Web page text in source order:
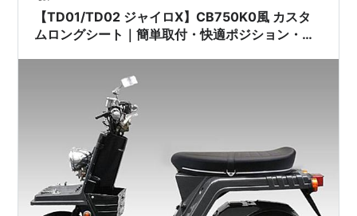
乗りから…
【TD01/TD02 ジャイロX】CB750K0風 カスタ
ムロングシート｜簡単取付・快適ポジション・二